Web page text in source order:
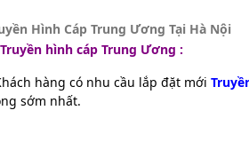
Hình Cáp Trung Ương Tại Hà Nội
ruyền hình cáp Trung Ương :
hàng có nhu cầu lắp đặt mới
sớm nhất.